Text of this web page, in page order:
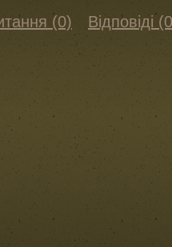
(0) Відповіді